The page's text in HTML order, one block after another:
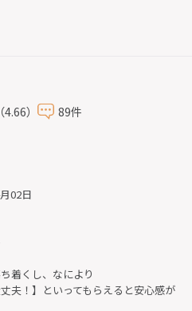
） 89件
02日
着くし、なにより
夫！】といってもらえると安心感が